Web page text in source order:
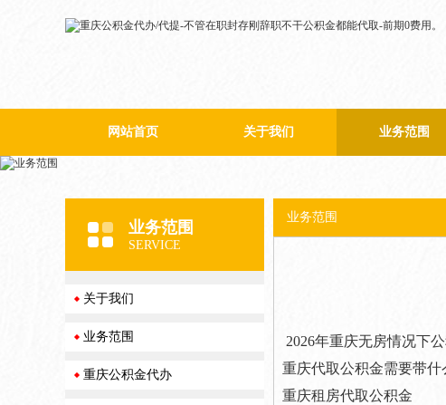
网站首页 关于我们
荣誉资质
业务范围
业务范围
SERVICE
关于我们
业务范围
重庆公积金代办
业务范围
2026年重庆无房情况下
重庆代取公积金需要带什
重庆租房代取公积金